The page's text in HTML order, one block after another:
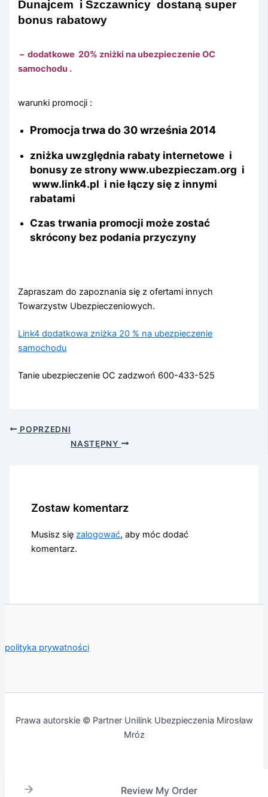
Dunajcem i Szczawnicy dostaną super
bonus rabatowy
– dodatkowe 20% zniżki na ubezpieczenie OC
samochodu .
warunki promocji :
Promocja trwa do 30 września 2014
zniżka uwzględnia rabaty internetowe i
bonusy ze strony www.ubezpieczam.org i
www.link4.pl i nie łączy się z innymi
rabatami
Czas trwania promocji może zostać
skrócony bez podania przyczyny
Zapraszam do zapoznania się z ofertami innych
Towarzystw Ubezpieczeniowych.
Link4 dodatkowa zniżka 20 % na ubezpieczenie
samochodu
Tanie ubezpieczenie OC zadzwoń 600-433-525
POPRZEDNI
NASTĘPNY
Zostaw komentarz
Musisz sięzalogować, aby móc dodać
komentarz.
polityka prywatności
Prawa autorskie © Partner Unilink Ubezpieczenia Mirosław
Mróz
Review My Order